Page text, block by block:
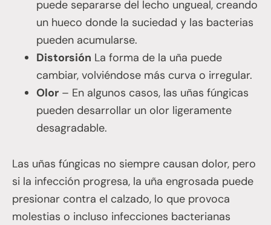
puede separarse del lecho ungueal, creando
un hueco donde la suciedad y las bacterias
pueden acumularse.
Distorsión La forma de la uña puede
cambiar, volviéndose más curva o irregular.
Olor – En algunos casos, las uñas fúngicas
pueden desarrollar un olor ligeramente
desagradable.
Las uñas fúngicas no siempre causan dolor, pero
si la infección progresa, la uña engrosada puede
presionar contra el calzado, lo que provoca
molestias o incluso infecciones bacterianas